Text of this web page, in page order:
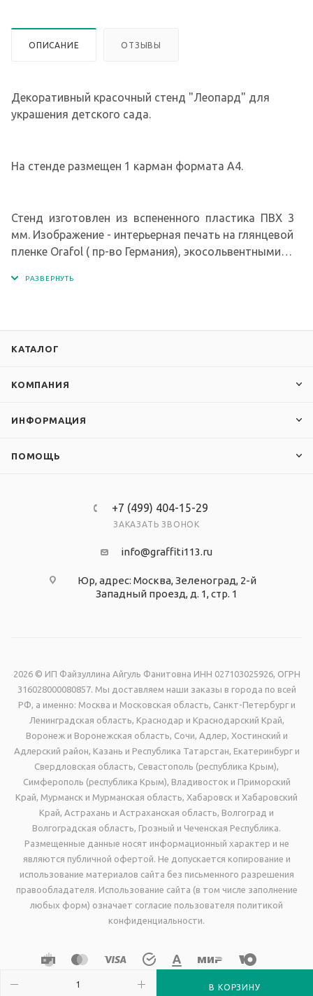
В КОРЗИНУ
ОПИСАНИЕ ОТЗЫВЫ
Декоративный красочный стенд "Леопард" для
украшения детского сада.
На стенде размещен 1 карман формата А4.
Стенд изготовлен из вспененного пластика ПВХ 3
мм. Изображение - интерьерная печать на глянцевой
пленке Orafol ( пр-во Германия), экосольвентными
КАТАЛОГ
КОМПАНИЯ
ИНФОРМАЦИЯ
ПОМОЩЬ
+7 (499) 404-15-29
ЗАКАЗАТЬ ЗВОНОК
info@graffiti113.ru
Юр, адрес: Москва, Зеленоград, 2-й
Западный проезд, д. 1, стр. 1
2026 © ИП Файзуллина Айгуль Фанитовна ИНН 027103025926, ОГРН
316028000080857. Мы доставляем наши заказы в города по всей
РФ, а именно: Москва и Московская область, Санкт-Петербург и
Ленинградская область, Краснодар и Краснодарский Край,
Воронеж и Воронежская область, Сочи, Адлер, Хостинский и
Адлерский район, Казань и Республика Татарстан, Екатеринбург и
Свердловская область, Севастополь (республика Крым),
Симферополь (республика Крым), Владивосток и Приморский
Край, Мурманск и Мурманская область, Хабаровск и Хабаровский
Край, Астрахань и Астраханская область, Волгоград и
Волгоградская область, Грозный и Чеченская Республика.
Размещенные данные носят информационный характер и не
являются публичной офертой. Не допускается копирование и
использование материалов сайта без письменного разрешения
правообладателя. Использование сайта (в том числе заполнение
любых форм) означает согласие пользователя политикой
конфиденциальности.